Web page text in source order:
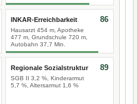
INKAR-Erreichbarkeit
Hausarzt 454 m, Apotheke
477 m, Grundschule 720 m,
Autobahn 37,7 Min.
86
Regionale Sozialstruktur
SGB II 3,2 %, Kinderarmut
5,7 %, Altersarmut 1,6 %
89